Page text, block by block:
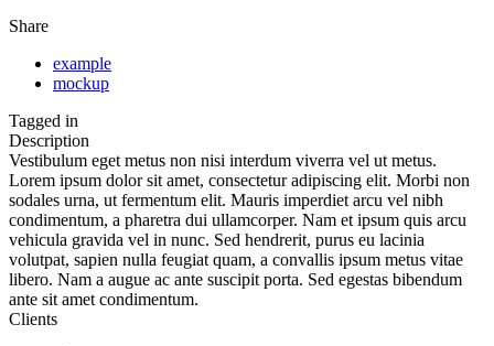
Share
example
mockup
Tagged in
Description
Vestibulum eget metus non nisi interdum viverra vel ut metus.
Lorem ipsum dolor sit amet, consectetur adipiscing elit. Morbi non
sodales urna, ut fermentum elit. Mauris imperdiet arcu vel nibh
condimentum, a pharetra dui ullamcorper. Nam et ipsum quis arcu
vehicula gravida vel in nunc. Sed hendrerit, purus eu lacinia
volutpat, sapien nulla feugiat quam, a convallis ipsum metus vitae
libero. Nam a augue ac ante suscipit porta. Sed egestas bibendum
ante sit amet condimentum.
Clients